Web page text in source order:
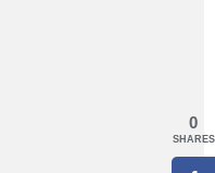
0
SHARES